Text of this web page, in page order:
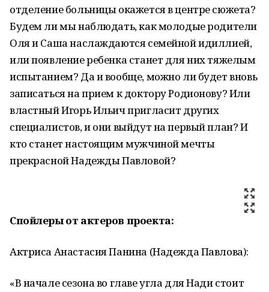
отделение больницы окажется в центре сюжета?
Будем ли мы наблюдать, как молодые родители
Оля и Саша наслаждаются семейной идиллией,
или появление ребенка станет для них тяжелым
испытанием? Да и вообще, можно ли будет вновь
записаться на прием к доктору Родионову? Или
властный Игорь Ильич пригласит других
специалистов, и они выйдут на первый план? И
кто станет настоящим мужчиной мечты
прекрасной Надежды Павловой?
Спойлеры от актеров проекта:
Актриса Анастасия Панина (Надежда Павлова):
«В начале сезона во главе угла для Нади стоит